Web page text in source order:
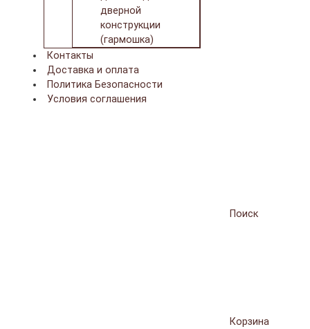
дверной
конструкции
(гармошка)
Контакты
Доставка и оплата
Политика Безопасности
Условия соглашения
Поиск
Корзина